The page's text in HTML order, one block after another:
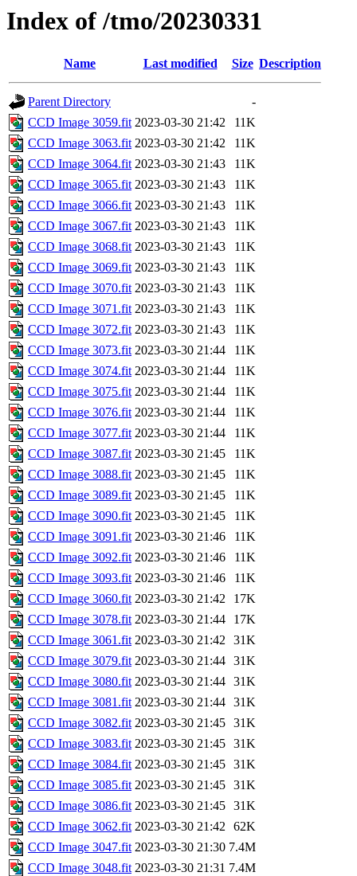
Index of /tmo/20230331
Name Last modified Size Description
Parent Directory
-
CCD Image 3059.fit 2023-03-30 21:42
11K
CCD Image 3063.fit 2023-03-30 21:42
11K
CCD Image 3064.fit 2023-03-30 21:43
11K
CCD Image 3065.fit 2023-03-30 21:43
11K
CCD Image 3066.fit 2023-03-30 21:43
11K
CCD Image 3067.fit 2023-03-30 21:43
11K
CCD Image 3068.fit 2023-03-30 21:43
11K
CCD Image 3069.fit 2023-03-30 21:43
11K
CCD Image 3070.fit 2023-03-30 21:43
11K
CCD Image 3071.fit 2023-03-30 21:43
11K
CCD Image 3072.fit 2023-03-30 21:43
11K
CCD Image 3073.fit 2023-03-30 21:44
11K
CCD Image 3074.fit 2023-03-30 21:44
11K
CCD Image 3075.fit 2023-03-30 21:44
11K
CCD Image 3076.fit 2023-03-30 21:44
11K
CCD Image 3077.fit 2023-03-30 21:44
11K
CCD Image 3087.fit 2023-03-30 21:45
11K
CCD Image 3088.fit 2023-03-30 21:45
11K
CCD Image 3089.fit 2023-03-30 21:45
11K
CCD Image 3090.fit 2023-03-30 21:45
11K
CCD Image 3091.fit 2023-03-30 21:46
11K
CCD Image 3092.fit 2023-03-30 21:46
11K
CCD Image 3093.fit 2023-03-30 21:46
11K
CCD Image 3060.fit 2023-03-30 21:42
17K
CCD Image 3078.fit 2023-03-30 21:44
17K
CCD Image 3061.fit 2023-03-30 21:42 31K
CCD Image 3079.fit 2023-03-30 21:44 31K
CCD Image 3080.fit 2023-03-30 21:44 31K
CCD Image 3081.fit 2023-03-30 21:44 31K
CCD Image 3082.fit 2023-03-30 21:45 31K
CCD Image 3083.fit 2023-03-30 21:45 31K
CCD Image 3084.fit 2023-03-30 21:45 31K
CCD Image 3085.fit 2023-03-30 21:45 31K
CCD Image 3086.fit 2023-03-30 21:45 31K
CCD Image 3062.fit 2023-03-30 21:42 62K
CCD Image 3047.fit 2023-03-30 21:30 7.4M
CCD Image 3048.fit 2023-03-30 21:31 7.4M